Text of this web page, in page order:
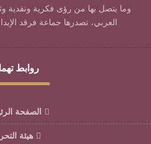
وما يتصل بها من رؤى فكرية ونقدية
العربي، تصدرها جماعة فرقد
روابط
الصفحة
هيئة